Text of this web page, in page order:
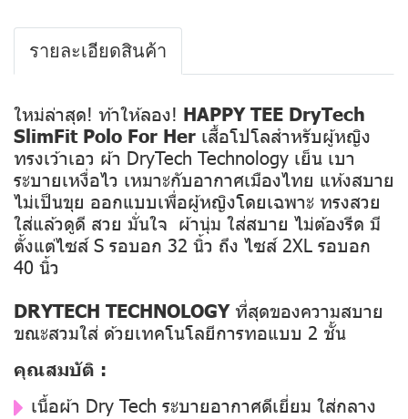
รายละเอียดสินค้า
ใหม่ล่าสุด! ท้าให้ลอง! HAPPY TEE DryTech
SlimFit Polo For Her เสื้อโปโลสำหรับผู้หญิง
ทรงเว้าเอว ผ้า DryTech Technology เย็น เบา
ระบายเหงื่อไว เหมาะกับอากาศเมืองไทย แห้งสบาย
ไม่เป็นขุย ออกแบบเพื่อผู้หญิงโดยเฉพาะ ทรงสวย
ใส่แล้วดูดี สวย มั่นใจ ผ้านุ่ม ใส่สบาย ไม่ต้องรีด มี
ตั้งแต่ไซส์ S รอบอก 32 นิ้ว ถึง ไซส์ 2XL รอบอก
40 นิ้ว
DRYTECH TECHNOLOGYที่สุดของความสบาย
ขณะสวมใส่ ด้วยเทคโนโลยีการทอแบบ 2 ชั้น
คุณสมบัติ :
เนื้อผ้า Dry Tech ระบายอากาศดีเยี่ยม ใส่กลาง